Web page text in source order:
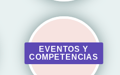
EVENTOS Y
COMPETENCIAS